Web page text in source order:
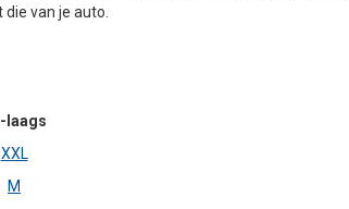
van je auto.
XXL
M